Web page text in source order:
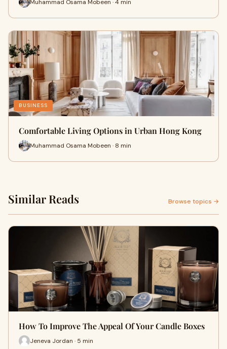
Muhammad Osama Mobeen · 4 min
BUSINESS
Comfortable Living Options in Urban Hong Kong
Muhammad Osama Mobeen · 8 min
Similar Reads Browse topics →
How To Improve The Appeal Of Your Candle Boxes
Jeneva Jordan · 5 min